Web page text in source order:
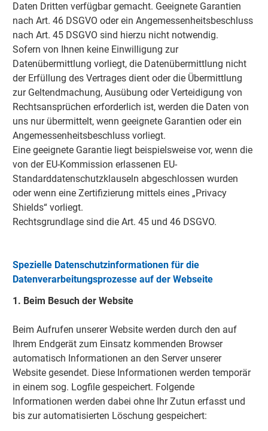
Daten Dritten verfügbar gemacht. Geeignete Garantien
nach Art. 46 DSGVO oder ein Angemessenheitsbeschluss
nach Art. 45 DSGVO sind hierzu nicht notwendig.
Sofern von Ihnen keine Einwilligung zur
Datenübermittlung vorliegt, die Datenübermittlung nicht
der Erfüllung des Vertrages dient oder die Übermittlung
zur Geltendmachung, Ausübung oder Verteidigung von
Rechtsansprüchen erforderlich ist, werden die Daten von
uns nur übermittelt, wenn geeignete Garantien oder ein
Angemessenheitsbeschluss vorliegt.
Eine geeignete Garantie liegt beispielsweise vor, wenn die
von der EU-Kommission erlassenen EU-
Standarddatenschutzklauseln abgeschlossen wurden
oder wenn eine Zertifizierung mittels eines „Privacy
Shields“ vorliegt.
Rechtsgrundlage sind die Art. 45 und 46 DSGVO.
Spezielle Datenschutzinformationen für die
Datenverarbeitungsprozesse auf der Webseite
1. Beim Besuch der Website
Beim Aufrufen unserer Website werden durch den auf
Ihrem Endgerät zum Einsatz kommenden Browser
automatisch Informationen an den Server unserer
Website gesendet. Diese Informationen werden temporär
in einem sog. Logfile gespeichert. Folgende
Informationen werden dabei ohne Ihr Zutun erfasst und
bis zur automatisierten Löschung gespeichert: